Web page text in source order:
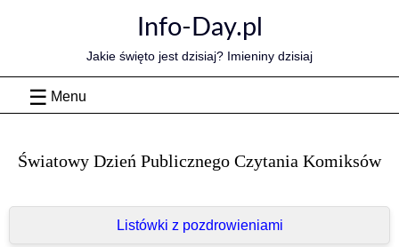
Info-Day.pl
Jakie święto jest dzisiaj? Imieniny dzisiaj
Menu
Światowy Dzień Publicznego Czytania Komiksów
Listówki z pozdrowieniami